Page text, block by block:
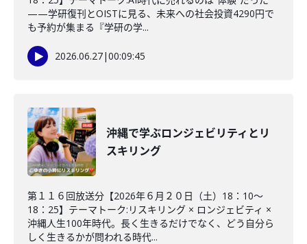
——学研復刊とOISTに見る、未来への社会投資4290円で
も予約が集まる『学研の学...
2026.06.27|00:09:45
沖縄で学ぶロンジェビリティとリ
スキリング
第１１６回放送分【2026年６月２０日（土）18：10～
18：25】テーマトーク:リスキリング × ロンジェビティ ×
沖縄人生100年時代。長く生きるだけでなく、どう自分ら
しく生きるかが問われる時代...